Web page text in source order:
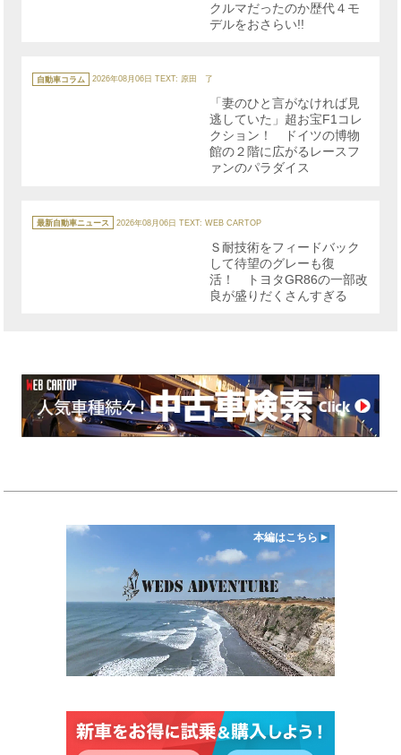
クルマだったのか歴代４モ
デルをおさらい!!
テ
ゴ
自動車コラム 2026年08月06日 TEXT: 原田 了
「妻のひと言がなければ見
逃していた」超お宝F1コレ
クション！ ドイツの博物
館の２階に広がるレースフ
ァンのパラダイス
テ
ゴ
最新自動車ニュース 2026年08月06日 TEXT: WEB CARTOP
Ｓ耐技術をフィードバック
して待望のグレーも復
活！ トヨタGR86の一部改
良が盛りだくさんすぎる
本編はこちら